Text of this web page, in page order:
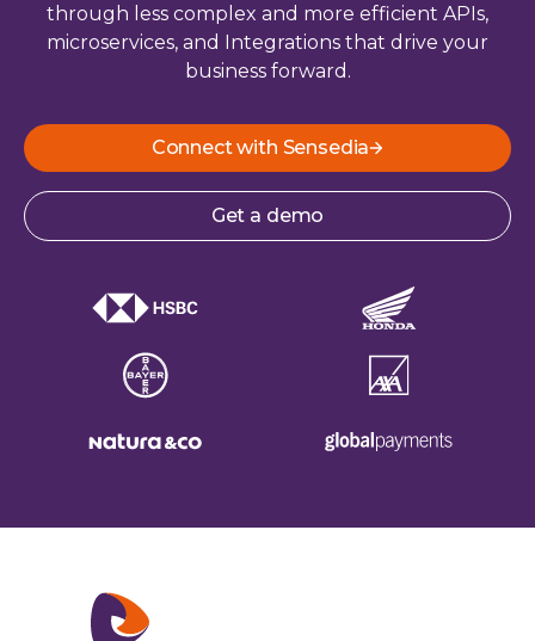
through less complex and more efficient APIs,
microservices, and Integrations that drive your
business forward.
Connect with Sensedia
Get a demo